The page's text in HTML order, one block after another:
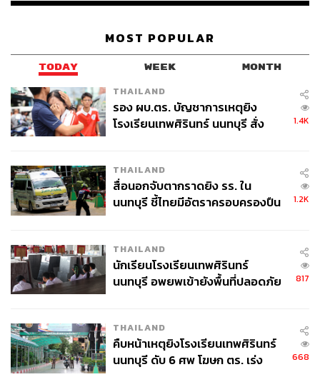
MOST POPULAR
TODAY WEEK MONTH
THAILAND
รอง ผบ.ตร. บัญชาการเหตุยิง
โรงเรียนเทพศิรินทร์ นนทบุรี สั่ง
1.4K
THAILAND
สื่อนอกจับตากราดยิง รร. ใน
นนทบุรี ชี้ไทยมีอัตราครอบครองปืน
1.2K
THAILAND
นักเรียนโรงเรียนเทพศิรินทร์
นนทบุรี อพยพเข้ายังพื้นที่ปลอดภัย
817
THAILAND
คืบหน้าเหตุยิงโรงเรียนเทพศิรินทร์
นนทบุรี ดับ 6 ศพ โฆษก ตร. เร่ง
668